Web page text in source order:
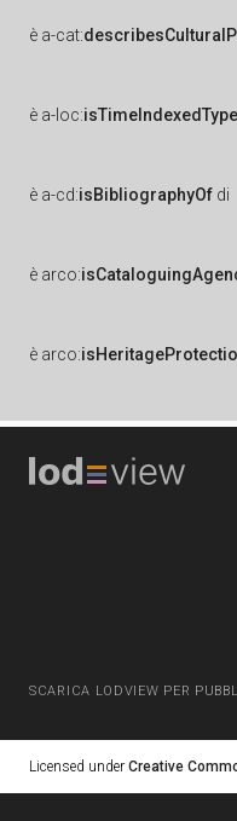
è a-cat:
è a-loc:
è a-cd:isBibliographyOf di
è arco:
è arco:
SCARICA LODVIEW PER
Licensed under Creative